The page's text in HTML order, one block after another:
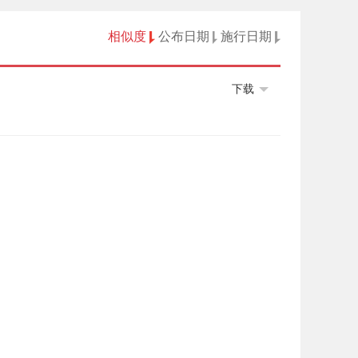
相似度 公布日期 施行日期
下载